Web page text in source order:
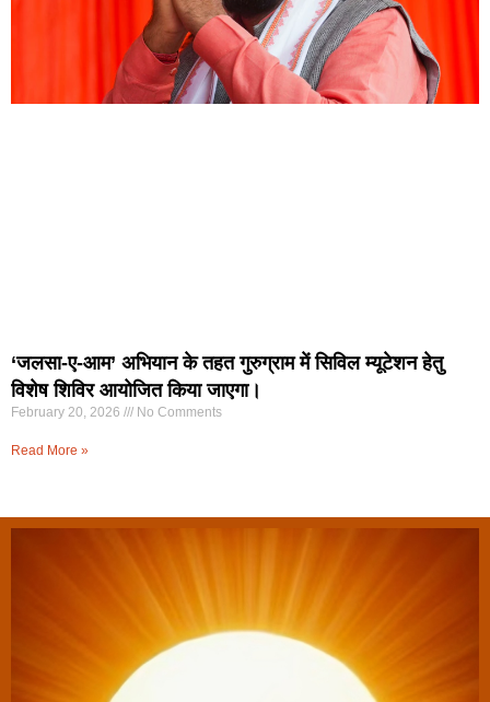
‘जलसा-ए-आम’ अभियान के तहत गुरुग्राम में सिविल म्यूटेशन हेतु
विशेष शिविर आयोजित किया जाएगा।
February 20, 2026 No Comments
Read More »